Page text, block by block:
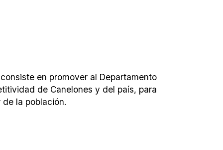
en promover al Departamento
de Canelones y del país, para
la población.